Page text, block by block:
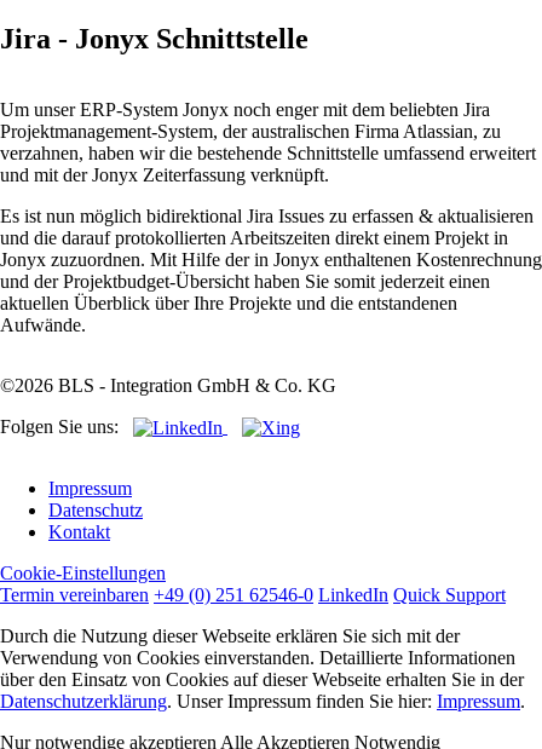
Jira - Jonyx Schnittstelle
Um unser ERP-System Jonyx noch enger mit dem beliebten Jira
Projektmanagement-System, der australischen Firma Atlassian, zu
verzahnen, haben wir die bestehende Schnittstelle umfassend erweitert
und mit der Jonyx Zeiterfassung verknüpft.
Es ist nun möglich bidirektional Jira Issues zu erfassen & aktualisieren
und die darauf protokollierten Arbeitszeiten direkt einem Projekt in
Jonyx zuzuordnen. Mit Hilfe der in Jonyx enthaltenen Kostenrechnung
und der Projektbudget-Übersicht haben Sie somit jederzeit einen
aktuellen Überblick über Ihre Projekte und die entstandenen
Aufwände.
©2026 BLS - Integration GmbH & Co. KG
Folgen Sie uns:
überspringen
Impressum
Datenschutz
Kontakt
Cookie-Einstellungen
Termin vereinbaren +49 (0) 251 62546-0 LinkedIn Quick Support
Durch die Nutzung dieser Webseite erklären Sie sich mit der
Verwendung von Cookies einverstanden. Detaillierte Informationen
über den Einsatz von Cookies auf dieser Webseite erhalten Sie in der
Datenschutzerklärung. Unser Impressum finden Sie hier: Impressum.
Nur notwendige akzeptieren Alle Akzeptieren Notwendig